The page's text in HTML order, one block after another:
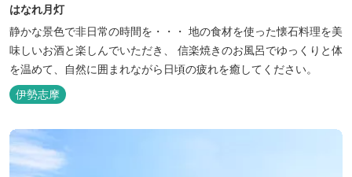
はなれ月灯
静かな景色で非日常の時間を・・・ 地の食材を使った懐石料理を美
味しいお酒と楽しんでいただき、 信楽焼きのお風呂でゆっくりと体
を温めて、自然に囲まれながら日頃の疲れを癒してください。
伊勢志摩